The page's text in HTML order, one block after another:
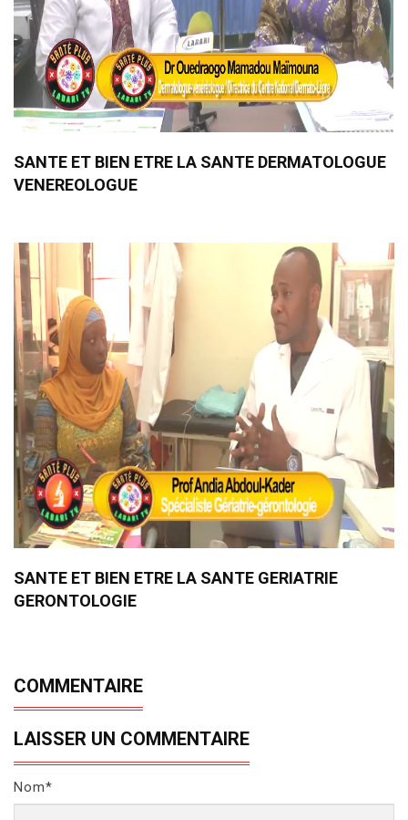
SANTE ET BIEN ETRE LA SANTE DERMATOLOGUE
VENEREOLOGUE
SANTE ET BIEN ETRE LA SANTE GERIATRIE
GERONTOLOGIE
COMMENTAIRE
LAISSER UN COMMENTAIRE
Nom*